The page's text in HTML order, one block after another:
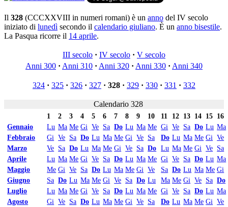
Il 328 (CCCXXVIII in numeri romani) è un anno del IV secolo
iniziato di lunedì secondo il calendario giuliano. È un anno bisestile.
La Pasqua ricorre il 14 aprile.
III secolo · IV secolo · V secolo
Anni 300 · Anni 310 · Anni 320 · Anni 330 · Anni 340
324 · 325 · 326 · 327 · 328 · 329 · 330 · 331 · 332
Calendario 328
1 2 3 4 5 6 7 8 9 10 11 12 13 14 15 16
Gennaio
Lu Ma Me Gi Ve Sa Do Lu Ma Me Gi Ve Sa Do Lu Ma
Febbraio
Gi Ve Sa Do Lu Ma Me Gi Ve Sa Do Lu Ma Me Gi Ve
Marzo
Ve Sa Do Lu Ma Me Gi Ve Sa Do Lu Ma Me Gi Ve Sa
Aprile
Lu Ma Me Gi Ve Sa Do Lu Ma Me Gi Ve Sa Do Lu Ma
Maggio
Me Gi Ve Sa Do Lu Ma Me Gi Ve Sa Do Lu Ma Me Gi
Giugno
Sa Do Lu Ma Me Gi Ve Sa Do Lu Ma Me Gi Ve Sa Do
Luglio
Lu Ma Me Gi Ve Sa Do Lu Ma Me Gi Ve Sa Do Lu Ma
Agosto
Gi Ve Sa Do Lu Ma Me Gi Ve Sa Do Lu Ma Me Gi Ve